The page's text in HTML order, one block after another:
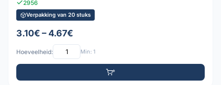
2956
Verpakking van 20 stuks
3.10€ – 4.67€
Hoeveelheid: Min: 1